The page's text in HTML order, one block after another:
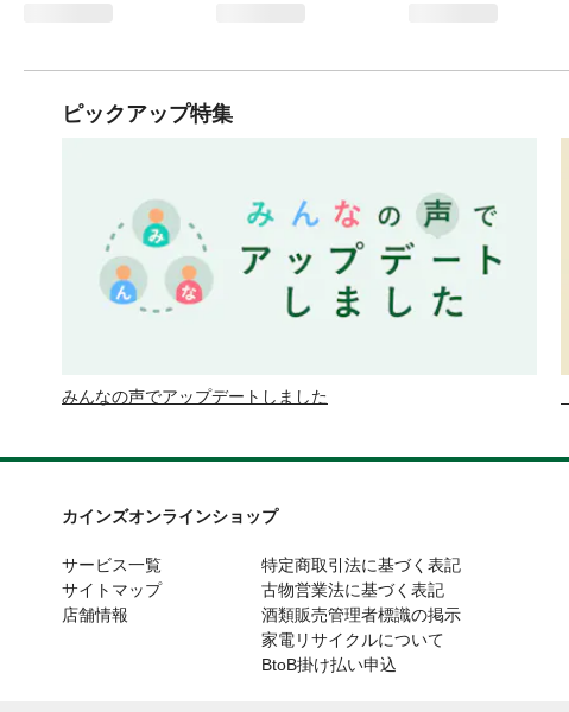
ピックアップ特集
みんなの声でアップデートしました
カインズオンラインショップ
サービス一覧
サイトマップ
店舗情報
特定商取引法に基づく表記
古物営業法に基づく表記
酒類販売管理者標識の掲示
家電リサイクルについて
BtoB掛け払い申込